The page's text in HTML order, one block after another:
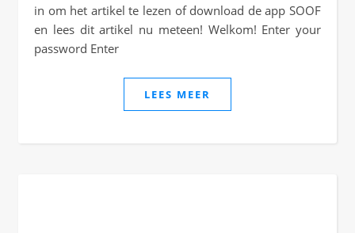
in om het artikel te lezen of download de app SOOF
en lees dit artikel nu meteen! Welkom! Enter your
password Enter
LEES MEER